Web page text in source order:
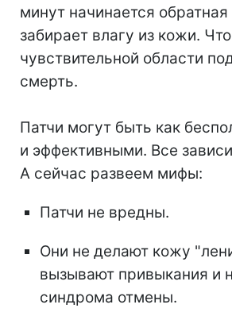
минут начинается
забирает влагу из кожи.
чувствительной области
смерть.
Патчи могут быть как
и эффективными. Все
А сейчас развеем мифы:
Патчи не вредны.
Они не делают кожу
вызывают привыкания и
синдрома отмены.